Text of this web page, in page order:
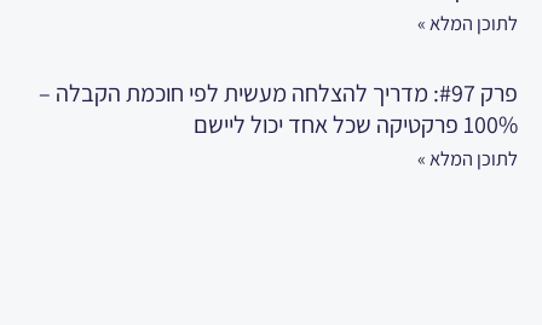
לתוכן המלא »
פרק #97: מדריך להצלחה מעשית לפי חוכמת הקבלה –
100% פרקטיקה שכל אחד יכול ליישם
לתוכן המלא »